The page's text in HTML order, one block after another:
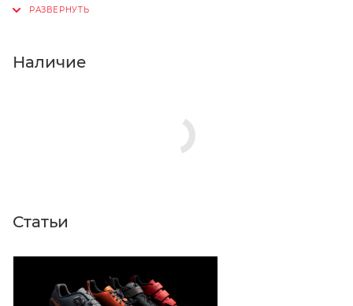
Нажмите кнопку «Оформить заказ».
Наличие
Статьи